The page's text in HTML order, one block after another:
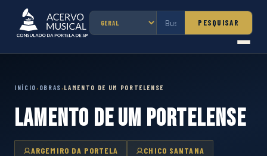
PESQUISAR
INÍCIO› OBRAS›LAMENTO DE UM PORTELENSE
LAMENTO DE UM PORTELENSE
ARGEMIRO DA PORTELA CHICO SANTANA